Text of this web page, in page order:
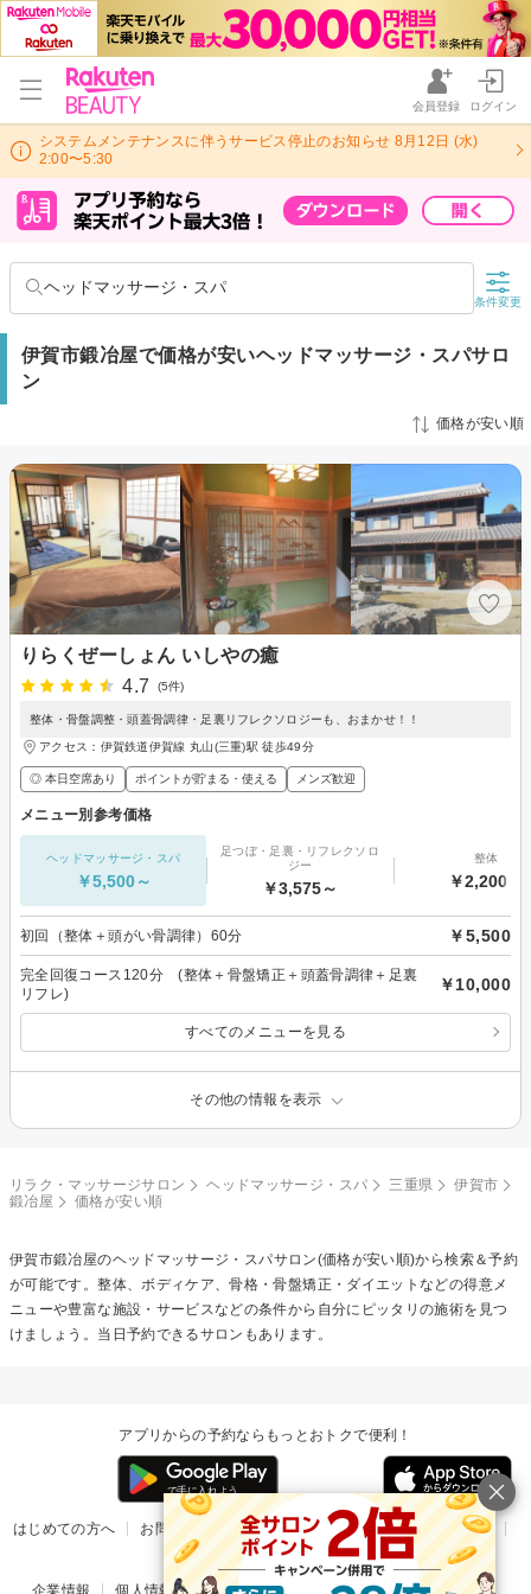
会員登録 ログイン
システムメンテナンスに伴うサービス停止のお知らせ 8月12日 (水)
2:00〜5:30
ヘッドマッサージ・スパ
条件変更
伊賀市鍛冶屋で価格が安いヘッドマッサージ・スパサロ
ン
価格が安い順
りらくぜーしょん いしやの癒
4.7
(5件)
整体・骨盤調整・頭蓋骨調律・足裏リフレクソロジーも、おまかせ！！
アクセス：伊賀鉄道伊賀線 丸山(三重)駅 徒歩49分
◎ 本日空席あり ポイントが貯まる・使える メンズ歓迎
メニュー別参考価格
ヘッドマッサージ・スパ
￥5,500～
足つぼ・足裏・リフレクソロ
ジー
￥3,575～
整体
￥2,200～
初回（整体＋頭がい骨調律）60分 ￥5,500
完全回復コース120分 (整体＋骨盤矯正＋頭蓋骨調律＋足裏
リフレ)
￥10,000
すべてのメニューを見る
その他の情報を表示
リラク・マッサージサロン ヘッドマッサージ・スパ 三重県
伊賀市
鍛冶屋
価格が安い順
伊賀市鍛冶屋のヘッドマッサージ・スパサロン(価格が安い順)から検索＆予約
が可能です。整体、ボディケア、骨格・骨盤矯正・ダイエットなどの得意メ
ニューや豊富な施設・サービスなどの条件から自分にピッタリの施術を見つ
けましょう。当日予約できるサロンもあります。
アプリからの予約ならもっとおトクで便利！
はじめての方へ お問い合わせ ヘルプ リリース情報
利用規約
掲載ご希望のサロン様
企業情報 個人情報保護方針 楽天のサービス一覧 アプリ一覧